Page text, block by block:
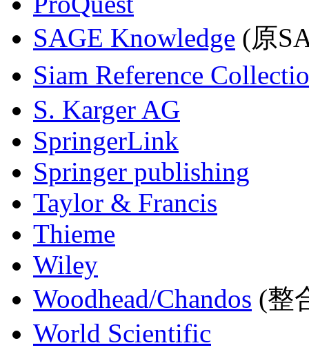
SAGE Knowledge (原
Siam Reference
S. Karger AG
SpringerLink
Springer publishing
Taylor & Francis
Thieme
Wiley
Woodhead/Chandos (整
World Scientific